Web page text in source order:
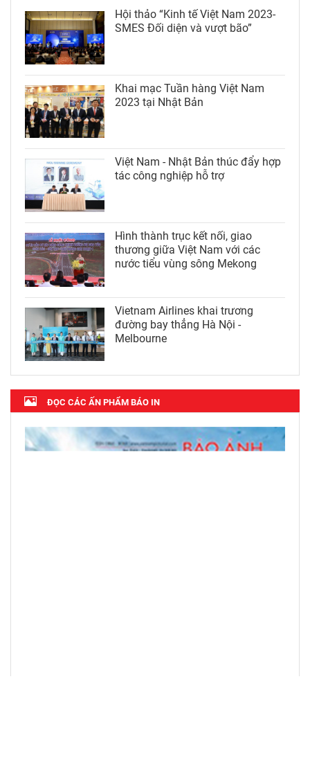
Hội thảo “Kinh tế Việt Nam 2023-
SMES Đối diện và vượt bão”
Khai mạc Tuần hàng Việt Nam
2023 tại Nhật Bản
Việt Nam - Nhật Bản thúc đẩy hợp
tác công nghiệp hỗ trợ
Hình thành trục kết nối, giao
thương giữa Việt Nam với các
nước tiểu vùng sông Mekong
Vietnam Airlines khai trương
đường bay thẳng Hà Nội -
Melbourne
ĐỌC CÁC ẤN PHẨM BÁO IN